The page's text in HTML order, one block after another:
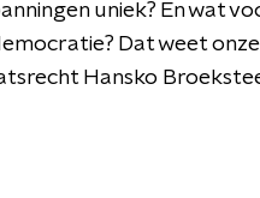
uniek? En wat
Dat weet onze
Hansko